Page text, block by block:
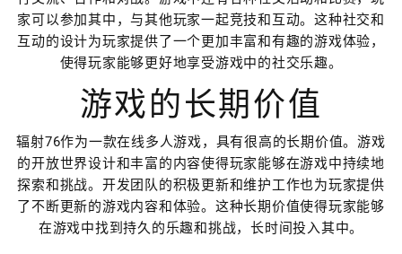
家可以参加其中，与其他玩家一起竞技和互动。这种社交和
互动的设计为玩家提供了一个更加丰富和有趣的游戏体验，
使得玩家能够更好地享受游戏中的社交乐趣。
游戏的长期价值
辐射76作为一款在线多人游戏，具有很高的长期价值。游戏
的开放世界设计和丰富的内容使得玩家能够在游戏中持续地
探索和挑战。开发团队的积极更新和维护工作也为玩家提供
了不断更新的游戏内容和体验。这种长期价值使得玩家能够
在游戏中找到持久的乐趣和挑战，长时间投入其中。